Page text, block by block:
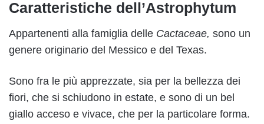
Caratteristiche dell’Astrophytum
Appartenenti alla famiglia delle Cactaceae, sono un
genere originario del Messico e del Texas.
Sono fra le più apprezzate, sia per la bellezza dei
fiori, che si schiudono in estate, e sono di un bel
giallo acceso e vivace, che per la particolare forma.